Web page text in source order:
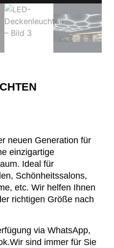
neuen Generation für
einzigartige
Ideal für
Schönheitssalons,
etc. Wir helfen Ihnen
richtigen Größe nach
via WhatsApp,
sind immer für Sie